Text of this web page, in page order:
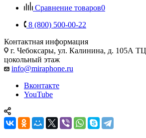
Сравнение товаров0
8 (800) 500-00-22
Контактная информация
г. Чебоксары, ул. Калинина, д. 105А
цокольный этаж
info@miraphone.ru
Вконтакте
YouTube